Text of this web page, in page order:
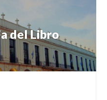
del Libro